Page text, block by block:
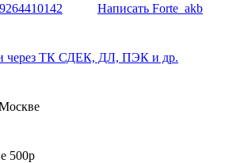
Написать Forte_akb
через ТК СДЕК, ДЛ, ПЭК и др.
500р